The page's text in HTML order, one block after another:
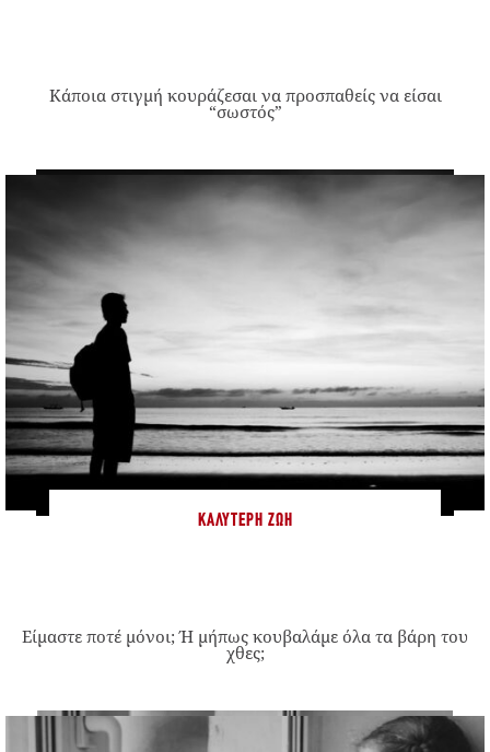
Κάποια στιγμή κουράζεσαι να προσπαθείς να είσαι
“σωστός”
ΚΑΛΎΤΕΡΗ ΖΩΉ
Είμαστε ποτέ μόνοι; Ή μήπως κουβαλάμε όλα τα βάρη του
χθες;